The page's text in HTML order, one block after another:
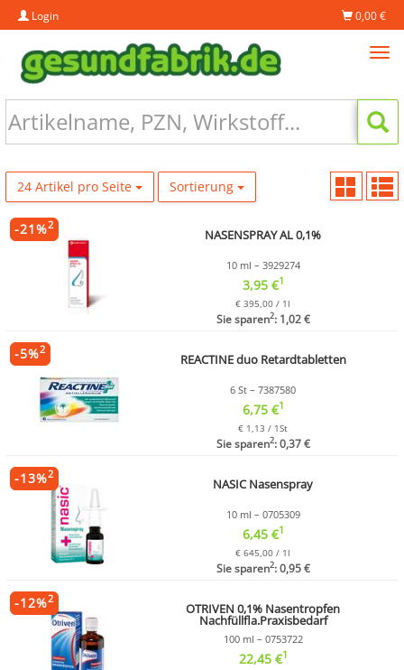
Login 0,00 €
24 Artikel pro Seite Sortierung
NASENSPRAY AL 0,1%
10 ml – 3929274
3,95 €1
€ 395,00 / 1l
Sie sparen2: 1,02 €
-21%2
REACTINE duo Retardtabletten
6 St – 7387580
6,75 €1
€ 1,13 / 1St
Sie sparen2: 0,37 €
-5%2
NASIC Nasenspray
10 ml – 0705309
6,45 €1
€ 645,00 / 1l
Sie sparen2: 0,95 €
-13%2
OTRIVEN 0,1% Nasentropfen
Nachfüllfla.Praxisbedarf
100 ml – 0753722
22,45 €1
-12%2